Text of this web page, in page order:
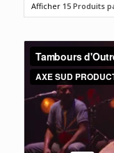
Afficher 15 Produits